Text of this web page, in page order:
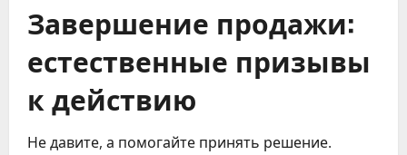
Завершение продажи:
естественные призывы
к действию
Не давите, а помогайте принять решение.